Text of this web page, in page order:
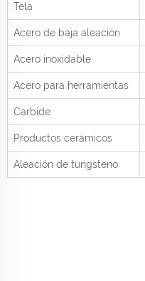
Tela
Acero de baja aleación
Acero inoxidable
Acero para herramientas
Carbide
Productos cerámicos
Aleación de tungsteno